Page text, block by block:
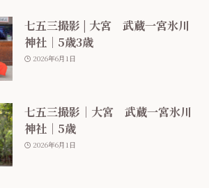
七五三撮影 | 大宮 武蔵一宮氷川
神社｜5歳3歳
2026年6月1日
七五三撮影｜大宮 武蔵一宮氷川
神社｜5歳
2026年6月1日